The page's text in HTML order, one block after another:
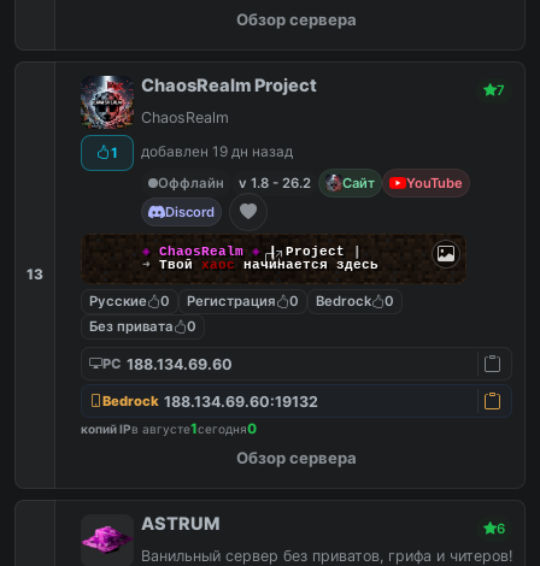
Обзор сервера
13
1
ChaosRealm Project 7
ChaosRealm
добавлен 19 дн назад
Оффлайн
v 1.8 - 26.2 Сайт
YouTube
Discord
◈ ChaosRealm ◈┃ Project
➜ Твой хаос начинается здесь
Русские 0 Регистрация 0 Bedrock
0
Без привата
0
PC 188.134.69.60
Bedrock 188.134.69.60:19132
копий IPв августе1сегодня0
Обзор сервера
ASTRUM 6
Ванильный сервер без приватов, грифа и читеров!